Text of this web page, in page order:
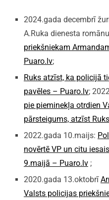
2024.gada decembrī
A.Ruka dienesta
priekšniekam
Puaro.lv;
Ruks atzīst, ka policijā
pavēles – Puaro.lv;
pie pieminekļa otrdien
pārsteigums, atzīst
2022.gada 10.maijs:
novērtē VP un citu
9.maijā – Puaro.lv;
2020.gada 13.oktobrī
Valsts policijas